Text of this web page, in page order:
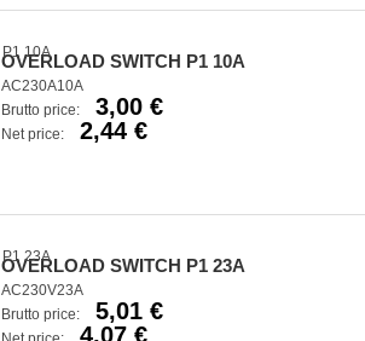
OVERLOAD SWITCH P1 10A
AC230A10A
Brutto price:
3,00 €
Net price: 2,44 €
OVERLOAD SWITCH P1 23A
AC230V23A
Brutto price:
5,01 €
4,07 €